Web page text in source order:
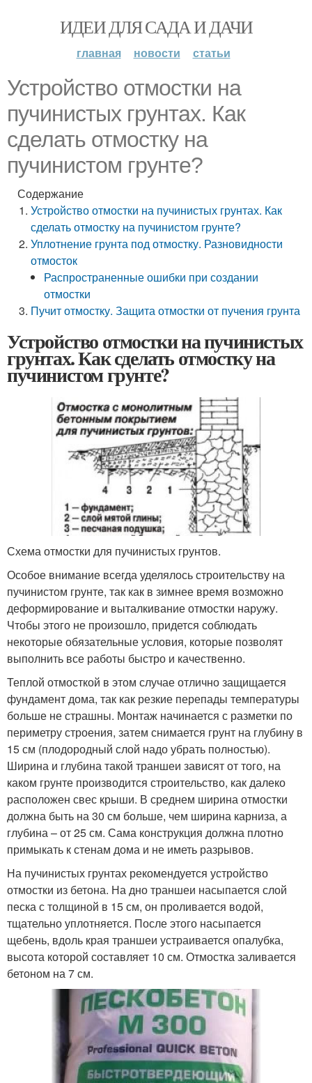
ИДЕИ ДЛЯ САДА И ДАЧИ
главная новости статьи
Устройство отмостки на
пучинистых грунтах. Как
сделать отмостку на
пучинистом грунте?
Содержание
Устройство отмостки на пучинистых грунтах. Как
сделать отмостку на пучинистом грунте?
Уплотнение грунта под отмостку. Разновидности
отмосток
Распространенные ошибки при создании
отмостки
Пучит отмостку. Защита отмостки от пучения грунта
Устройство отмостки на пучинистых
грунтах. Как сделать отмостку на
пучинистом грунте?
Схема отмостки для пучинистых грунтов.
Особое внимание всегда уделялось строительству на
пучинистом грунте, так как в зимнее время возможно
деформирование и выталкивание отмостки наружу.
Чтобы этого не произошло, придется соблюдать
некоторые обязательные условия, которые позволят
выполнить все работы быстро и качественно.
Теплой отмосткой в этом случае отлично защищается
фундамент дома, так как резкие перепады температуры
больше не страшны. Монтаж начинается с разметки по
периметру строения, затем снимается грунт на глубину в
15 см (плодородный слой надо убрать полностью).
Ширина и глубина такой траншеи зависят от того, на
каком грунте производится строительство, как далеко
расположен свес крыши. В среднем ширина отмостки
должна быть на 30 см больше, чем ширина карниза, а
глубина – от 25 см. Сама конструкция должна плотно
примыкать к стенам дома и не иметь разрывов.
На пучинистых грунтах рекомендуется устройство
отмостки из бетона. На дно траншеи насыпается слой
песка с толщиной в 15 см, он проливается водой,
тщательно уплотняется. После этого насыпается
щебень, вдоль края траншеи устраивается опалубка,
высота которой составляет 10 см. Отмостка заливается
бетоном на 7 см.